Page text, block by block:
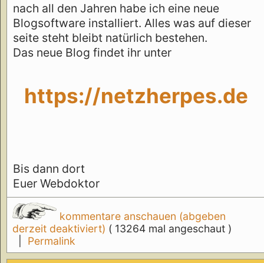
nach all den Jahren habe ich eine neue
Blogsoftware installiert. Alles was auf dieser
seite steht bleibt natürlich bestehen.
Das neue Blog findet ihr unter
https://netzherpes.de
Bis dann dort
Euer Webdoktor
kommentare anschauen (abgeben
derzeit deaktiviert) ( 13264 mal angeschaut )
Permalink